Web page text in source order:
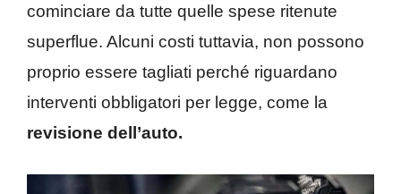
cominciare da tutte quelle spese ritenute
superflue. Alcuni costi tuttavia, non possono
proprio essere tagliati perché riguardano
interventi obbligatori per legge, come la
revisione dell’auto.